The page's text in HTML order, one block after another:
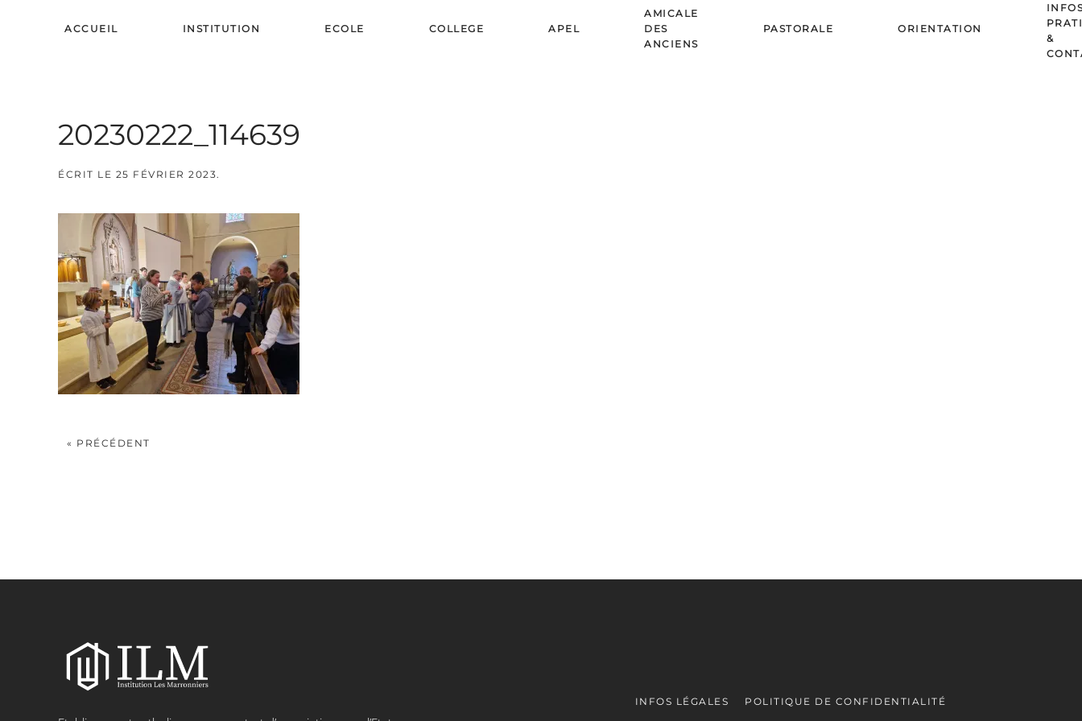
ACCUEIL INSTITUTION ECOLE COLLEGE APEL
AMICALE
DES
ANCIENS
PASTORALE ORIENTATION
&
20230222_114639
ÉCRIT LE 25 FÉVRIER 2023.
« PRÉCÉDENT
INFOS LÉGALES POLITIQUE DE CONFIDENTIALITÉ